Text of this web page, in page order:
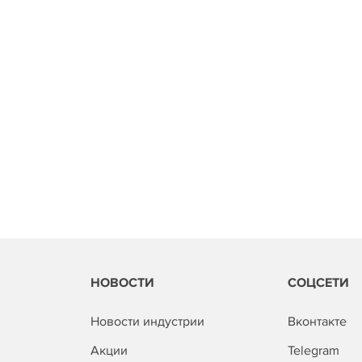
НОВОСТИ
Новости индустрии
Акции
СОЦСЕТИ
Вконтакте
Telegram